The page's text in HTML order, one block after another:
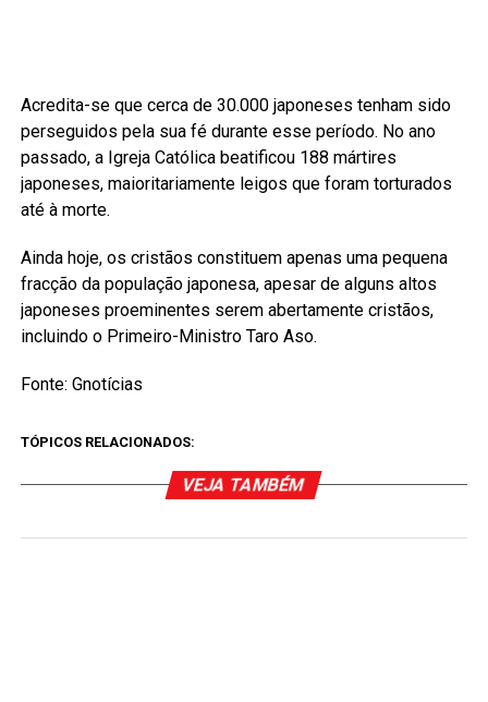
Acredita-se que cerca de 30.000 japoneses tenham sido
perseguidos pela sua fé durante esse período. No ano
passado, a Igreja Católica beatificou 188 mártires
japoneses, maioritariamente leigos que foram torturados
até à morte.
Ainda hoje, os cristãos constituem apenas uma pequena
fracção da população japonesa, apesar de alguns altos
japoneses proeminentes serem abertamente cristãos,
incluindo o Primeiro-Ministro Taro Aso.
Fonte: Gnotícias
TÓPICOS RELACIONADOS:
VEJA TAMBÉM